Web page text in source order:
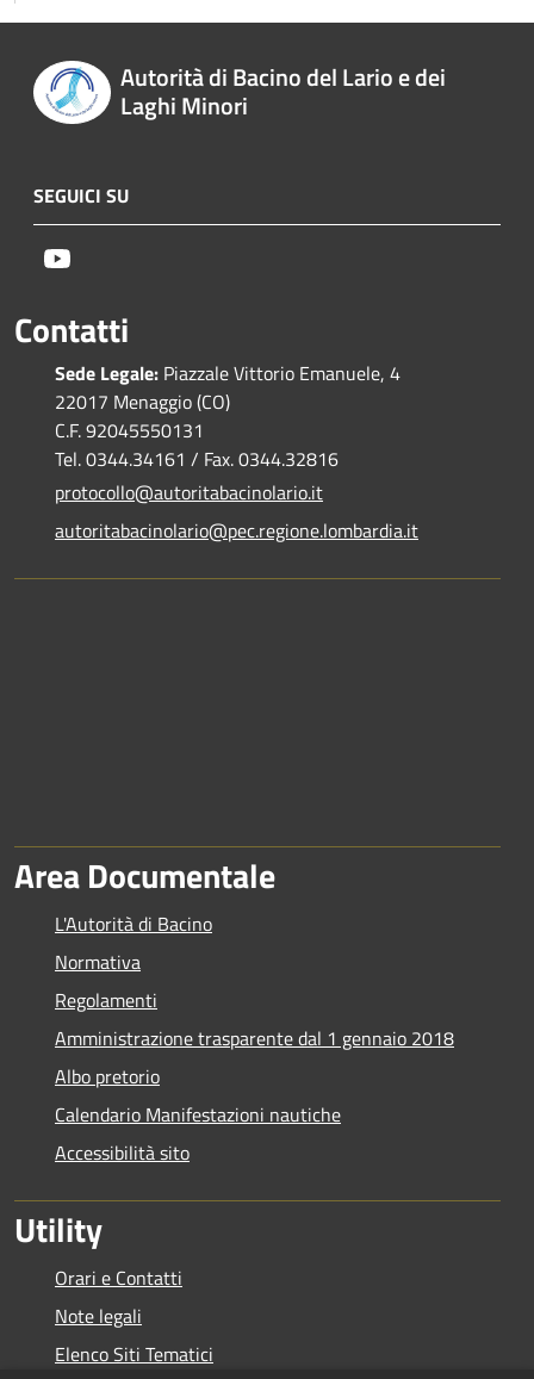
Autorità di Bacino del Lario e dei
Laghi Minori
SEGUICI SU
Contatti
Sede Legale: Piazzale Vittorio Emanuele, 4
22017 Menaggio (CO)
C.F. 92045550131
Tel. 0344.34161 / Fax. 0344.32816
protocollo@autoritabacinolario.it
autoritabacinolario@pec.regione.lombardia.it
Area Documentale
L'Autorità di Bacino
Normativa
Regolamenti
Amministrazione trasparente dal 1 gennaio 2018
Albo pretorio
Calendario Manifestazioni nautiche
Accessibilità sito
Utility
Orari e Contatti
Note legali
Elenco Siti Tematici